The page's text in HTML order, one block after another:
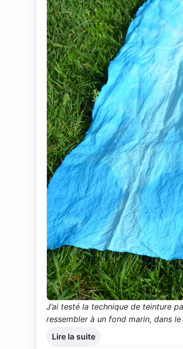
J’ai testé la technique de teinture
ressembler à un fond marin, dans
Lire la suite